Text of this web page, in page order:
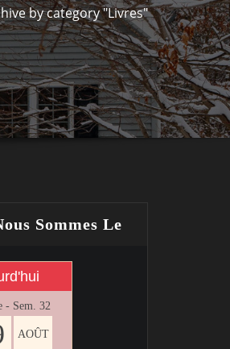
by category "Livres"
Sommes Le
- Sem. 32
AOÛT